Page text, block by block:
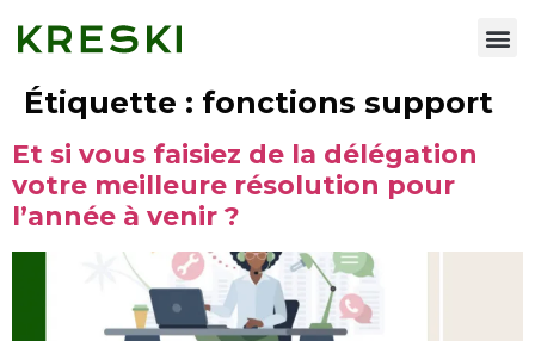
Étiquette : fonctions support
Et si vous faisiez de la délégation
votre meilleure résolution pour
l’année à venir ?